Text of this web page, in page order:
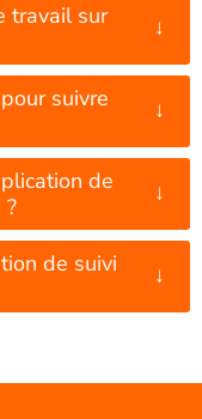
travail sur
↓
suivre
↓
de
↓
de suivi
↓